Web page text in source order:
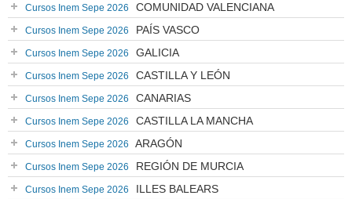
Cursos Inem Sepe 2026 COMUNIDAD VALENCIANA
Cursos Inem Sepe 2026 PAÍS VASCO
Cursos Inem Sepe 2026 GALICIA
Cursos Inem Sepe 2026 CASTILLA Y LEÓN
Cursos Inem Sepe 2026 CANARIAS
Cursos Inem Sepe 2026 CASTILLA LA MANCHA
Cursos Inem Sepe 2026 ARAGÓN
Cursos Inem Sepe 2026 REGIÓN DE MURCIA
Cursos Inem Sepe 2026 ILLES BALEARS